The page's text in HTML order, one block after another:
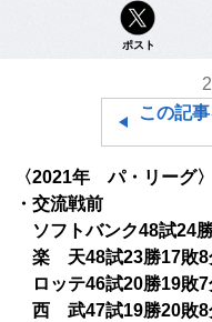
ポスト
2
この記
〈2021年 パ・リーグ〉
・交流戦前
ソフトバンク48試24
楽 天48試23勝17敗8
ロッテ46試20勝19敗7
西 武47試19勝20敗8